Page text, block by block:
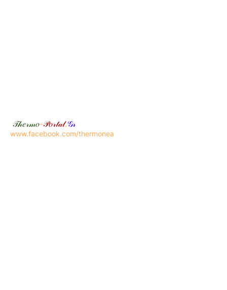
𝒯𝒽𝑒𝓇𝓂𝑜-𝒫𝑜𝓇𝓉𝒶𝓁.𝒢𝓇
www.facebook.com/thermonea